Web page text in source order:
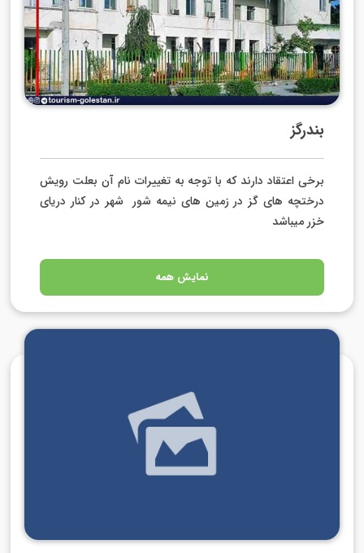
بندرگز
برخی اعتقاد دارند که با توجه به تغییرات نام آن بعلت رویش
درختچه های گز در زمین های نیمه شور شهر در کنار دریای
خزر میباشد
نمایش همه